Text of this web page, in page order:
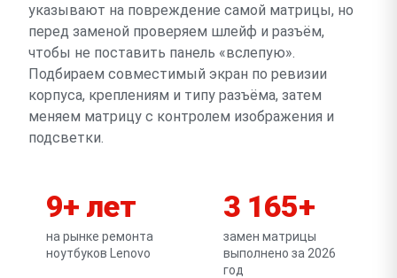
указывают на повреждение самой матрицы, но
перед заменой проверяем шлейф и разъём,
чтобы не поставить панель «вслепую».
Подбираем совместимый экран по ревизии
корпуса, креплениям и типу разъёма, затем
меняем матрицу с контролем изображения и
подсветки.
9+ лет
на рынке ремонта
ноутбуков Lenovo
3 165+
замен матрицы
выполнено за 2026
год